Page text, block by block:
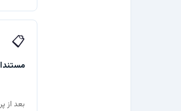
📋
بعد از